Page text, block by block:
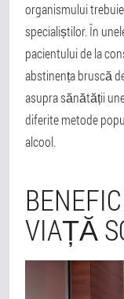
organismului
specialiștilor. În
pacientului de la
abstinența bruscă
asupra sănătății
diferite metode
alcool.
VIAȚĂ